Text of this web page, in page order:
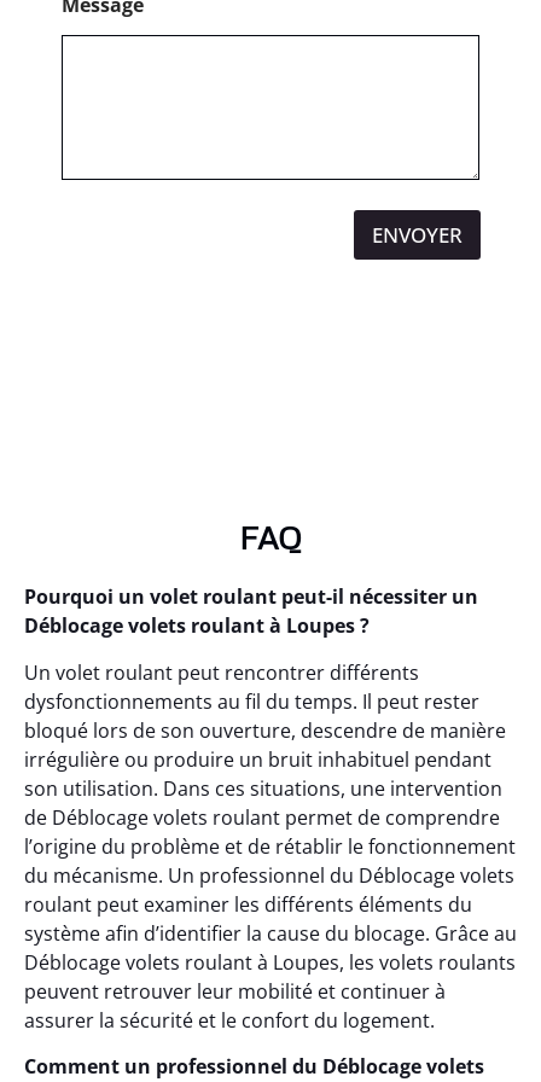
ENVOYER
FAQ
Pourquoi un volet roulant peut-il nécessiter un
Déblocage volets roulant à Loupes ?
Un volet roulant peut rencontrer différents
dysfonctionnements au fil du temps. Il peut rester
bloqué lors de son ouverture, descendre de manière
irrégulière ou produire un bruit inhabituel pendant
son utilisation. Dans ces situations, une intervention
de Déblocage volets roulant permet de comprendre
l’origine du problème et de rétablir le fonctionnement
du mécanisme. Un professionnel du Déblocage volets
roulant peut examiner les différents éléments du
système afin d’identifier la cause du blocage. Grâce au
Déblocage volets roulant à Loupes, les volets roulants
peuvent retrouver leur mobilité et continuer à
assurer la sécurité et le confort du logement.
Comment un professionnel du Déblocage volets